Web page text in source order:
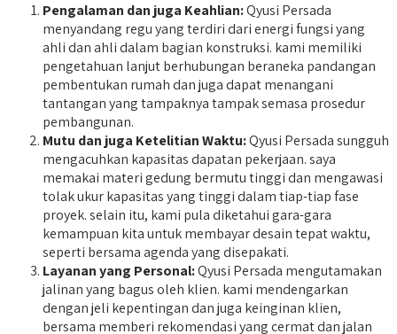
Pengalaman dan juga Keahlian:Qyusi Persada
menyandang regu yang terdiri dari energi fungsi yang
ahli dan ahli dalam bagian konstruksi. kami memiliki
pengetahuan lanjut berhubungan beraneka pandangan
pembentukan rumah dan juga dapat menangani
tantangan yang tampaknya tampak semasa prosedur
pembangunan.
Mutu dan juga Ketelitian Waktu:Qyusi Persada sungguh
mengacuhkan kapasitas dapatan pekerjaan. saya
memakai materi gedung bermutu tinggi dan mengawasi
tolak ukur kapasitas yang tinggi dalam tiap-tiap fase
proyek. selain itu, kami pula diketahui gara-gara
kemampuan kita untuk membayar desain tepat waktu,
seperti bersama agenda yang disepakati.
Layanan yang Personal:Qyusi Persada mengutamakan
jalinan yang bagus oleh klien. kami mendengarkan
dengan jeli kepentingan dan juga keinginan klien,
bersama memberi rekomendasi yang cermat dan jalan